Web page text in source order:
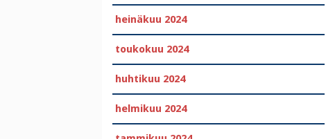
heinäkuu 2024
toukokuu 2024
huhtikuu 2024
helmikuu 2024